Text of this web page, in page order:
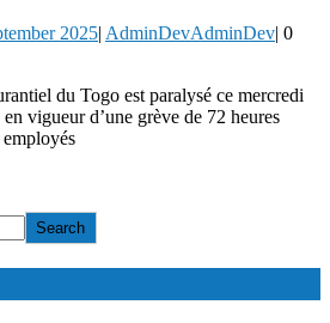
2025 AdminDevAdminDev 0
vigueur d’une grève de 72 heures
Search